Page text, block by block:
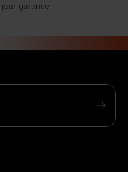
garantie